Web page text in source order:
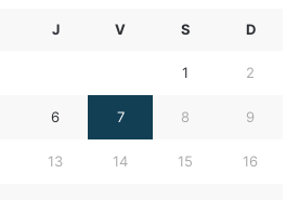
J V S D
1 2
6 7 8 9
13 14 15 16